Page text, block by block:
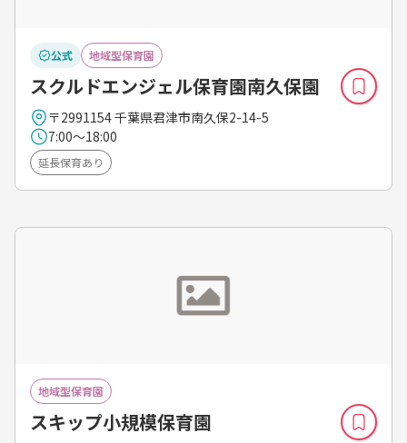
公式 地域型保育園
スクルドエンジェル保育園南久保園
〒2991154 千葉県君津市南久保2-14-5
7:00～18:00
延長保育あり
地域型保育園
スキップ小規模保育園